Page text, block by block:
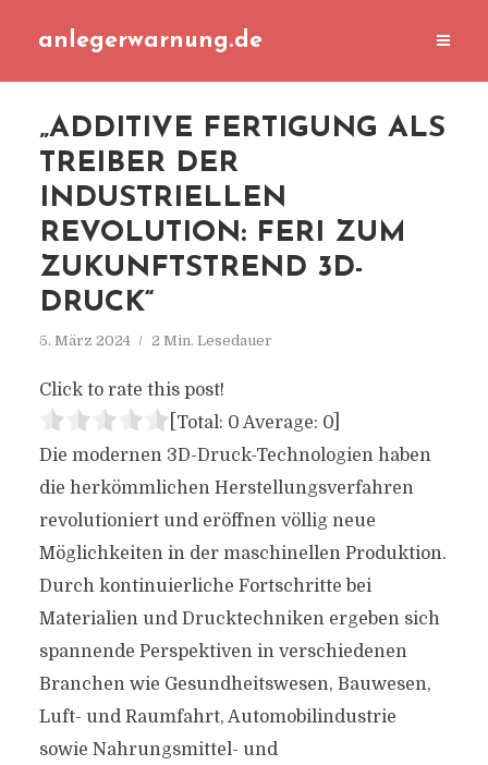
anlegerwarnung.de
„ADDITIVE FERTIGUNG ALS
TREIBER DER
INDUSTRIELLEN
REVOLUTION: FERI ZUM
ZUKUNFTSTREND 3D-
DRUCK“
5. März 2024 2 Min. Lesedauer
Click to rate this post!
[Total: 0 Average: 0]
Die modernen 3D-Druck-Technologien haben
die herkömmlichen Herstellungsverfahren
revolutioniert und eröffnen völlig neue
Möglichkeiten in der maschinellen Produktion.
Durch kontinuierliche Fortschritte bei
Materialien und Drucktechniken ergeben sich
spannende Perspektiven in verschiedenen
Branchen wie Gesundheitswesen, Bauwesen,
Luft- und Raumfahrt, Automobilindustrie
sowie Nahrungsmittel- und